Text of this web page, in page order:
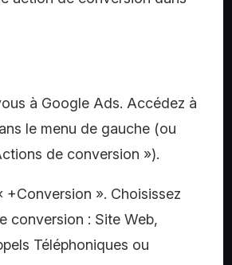
à Google Ads. Accédez à
le menu de gauche (ou
de conversion »).
+Conversion ». Choisissez
conversion : Site Web,
Téléphoniques ou